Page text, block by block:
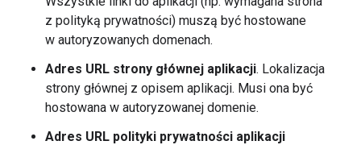
z polityką prywatności) muszą być hostowane
w autoryzowanych domenach.
Adres URL strony głównej aplikacji. Lokalizacja
strony głównej z opisem aplikacji. Musi ona być
hostowana w autoryzowanej domenie.
Adres URL polityki prywatności aplikacji